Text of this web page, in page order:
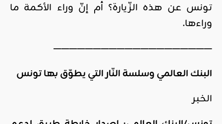
تونس عن هذه الزّيارة؟ أم إنّ وراء الأكمة ما
وراءها.
————————————————————
البنك العالمي وسلسة النّار التي يطوّق بها تونس
الخبر